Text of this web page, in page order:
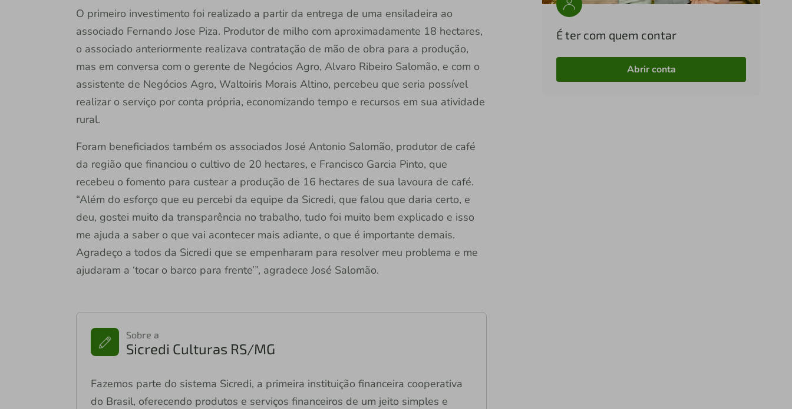
O primeiro investimento foi realizado a partir da entrega de uma ensiladeira ao
associado Fernando Jose Piza. Produtor de milho com aproximadamente 18 hectares,
o associado anteriormente realizava contratação de mão de obra para a produção,
mas em conversa com o gerente de Negócios Agro, Alvaro Ribeiro Salomão, e com o
assistente de Negócios Agro, Waltoiris Morais Altino, percebeu que seria possível
realizar o serviço por conta própria, economizando tempo e recursos em sua atividade
rural.
Foram beneficiados também os associados José Antonio Salomão, produtor de café
da região que financiou o cultivo de 20 hectares, e Francisco Garcia Pinto, que
recebeu o fomento para custear a produção de 16 hectares de sua lavoura de café.
“Além do esforço que eu percebi da equipe da Sicredi, que falou que daria certo, e
deu, gostei muito da transparência no trabalho, tudo foi muito bem explicado e isso
me ajuda a saber o que vai acontecer mais adiante, o que é importante demais.
Agradeço a todos da Sicredi que se empenharam para resolver meu problema e me
ajudaram a ‘tocar o barco para frente’”, agradece José Salomão.
Sobre a
Sicredi Culturas RS/MG
Fazemos parte do sistema Sicredi, a primeira instituição financeira cooperativa
do Brasil, oferecendo produtos e serviços financeiros de um jeito simples e
É ter com quem contar
Abrir conta